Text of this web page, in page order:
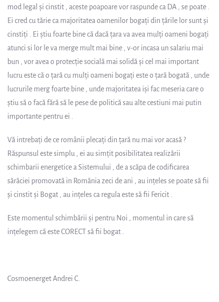
mod legal şi cinstit , aceste poapoare vor raspunde ca DA , se poate .
Ei cred cu tărie ca majoritatea oamenilor bogaţi din ţările lor sunt şi
cinstiţi . Ei ştiu foarte bine că dacă ţara va avea mulţi oameni bogaţi
atunci si lor le va merge mult mai bine , v-or incasa un salariu mai
bun , vor avea o protecţie socială mai solidă şi cel mai important
lucru este că o ţară cu mulţi oameni bogaţi este o ţară bogată , unde
lucrurile merg foarte bine , unde majoritatea işi fac meseria care o
ştiu să o facă fără să le pese de politică sau alte cestiuni mai putin
importante pentru ei .
Vă intrebaţi de ce românii plecaţi din ţară nu mai vor acasă ?
Răspunsul este simplu , ei au simţit posibilitatea realizării
schimbarii energetice a Sistemului , de a scăpa de codificarea
sărăciei promovată in Romănia zeci de ani , au inţeles se poate să fii
şi cinstit şi Bogat , au inţeles ca regula este să fii Fericit .
Este momentul schimbării şi pentru Noi , momentul in care să
inţelegem că este CORECT să fii bogat .
Cosmoenerget Andrei C.